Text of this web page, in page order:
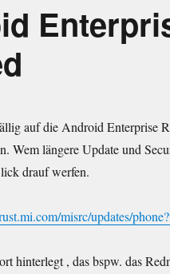
auf die Android Enterprise
Wem längere Update und
drauf werfen.
misrc/updates/
hinterlegt , das bspw. das